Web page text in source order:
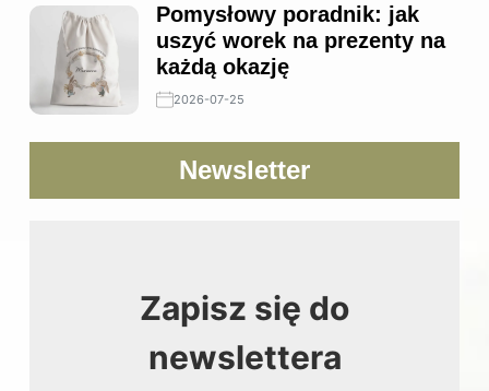
Pomysłowy poradnik: jak
uszyć worek na prezenty na
każdą okazję
2026-07-25
Newsletter
Zapisz się do
newslettera